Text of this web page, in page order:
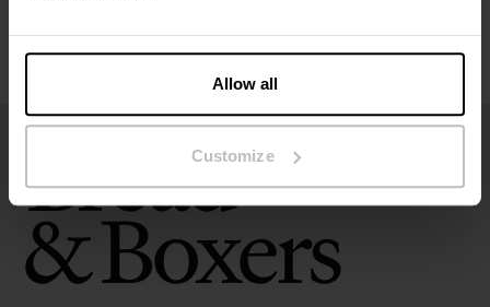
Allow all
Customize
Beoordelingen